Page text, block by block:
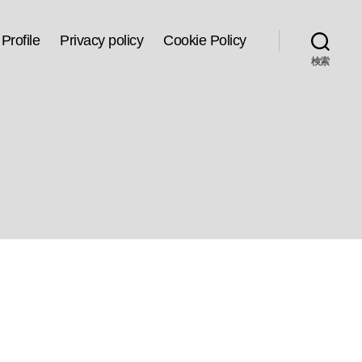
Profile Privacy policy Cookie Policy
検索